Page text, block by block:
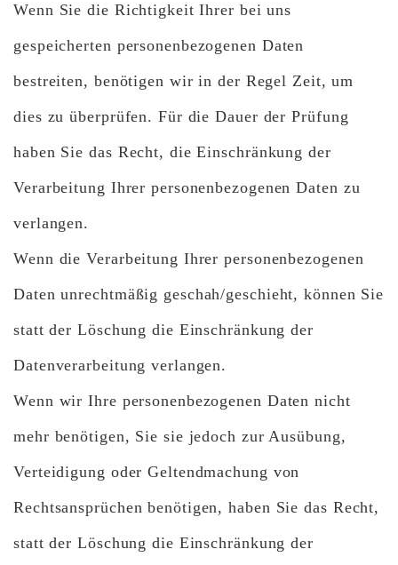
Wenn Sie die Richtigkeit Ihrer bei uns
gespeicherten personenbezogenen Daten
bestreiten, benötigen wir in der Regel Zeit, um
dies zu überprüfen. Für die Dauer der Prüfung
haben Sie das Recht, die Einschränkung der
Verarbeitung Ihrer personenbezogenen Daten zu
verlangen.
Wenn die Verarbeitung Ihrer personenbezogenen
Daten unrechtmäßig geschah/geschieht, können Sie
statt der Löschung die Einschränkung der
Datenverarbeitung verlangen.
Wenn wir Ihre personenbezogenen Daten nicht
mehr benötigen, Sie sie jedoch zur Ausübung,
Verteidigung oder Geltendmachung von
Rechtsansprüchen benötigen, haben Sie das Recht,
statt der Löschung die Einschränkung der